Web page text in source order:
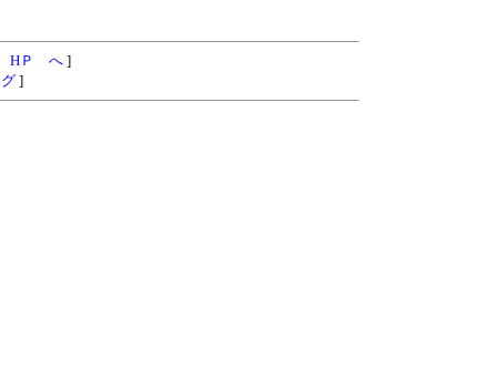
HＰ へ]
]